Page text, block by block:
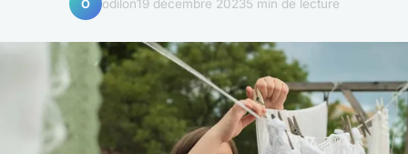
O odilon19 décembre 20235 min de lecture